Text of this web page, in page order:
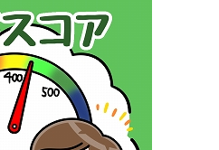
大学入学共通テスト利用選抜の
募集要項＆願書
求